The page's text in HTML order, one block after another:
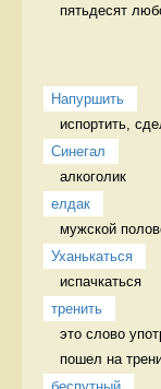
пятьдесят
Напуршить
испортить,
Синегал
алкоголик
елдак
мужской
Уханькаться
испачкаться
тренить
это слово
пошел на